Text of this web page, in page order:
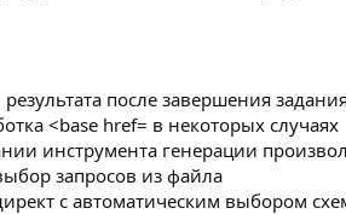
после завершения
<base href= в некоторых случаях
инструмента генерации
запросов из файла
с автоматическим выбором